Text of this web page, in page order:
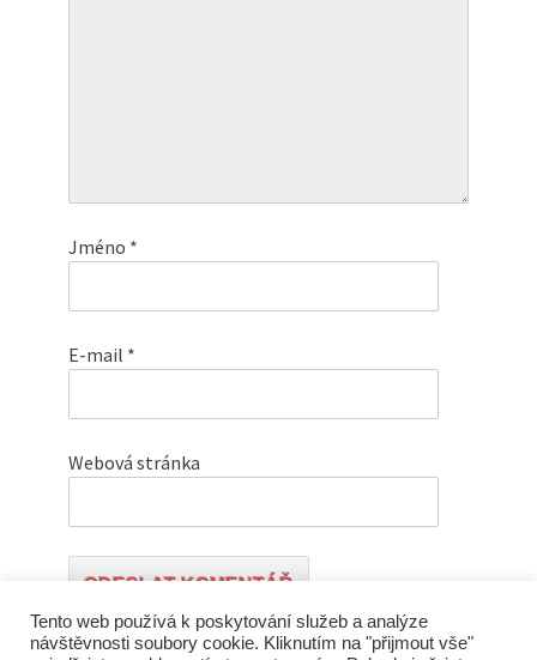
Jméno *
E-mail *
Webová stránka
Tento web používá k poskytování služeb a analýze
návštěvnosti soubory cookie. Kliknutím na "přijmout vše"